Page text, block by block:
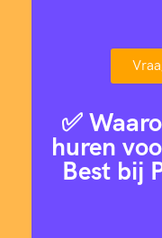
✅
huren
Best bij